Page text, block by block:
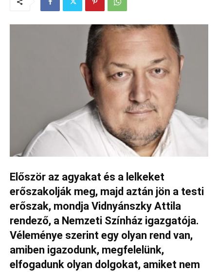
Először az agyakat és a lelkeket
erőszakolják meg, majd aztán jön a testi
erőszak, mondja Vidnyánszky Attila
rendező, a Nemzeti Színház igazgatója.
Véleménye szerint egy olyan rend van,
amiben igazodunk, megfelelünk,
elfogadunk olyan dolgokat, amiket nem